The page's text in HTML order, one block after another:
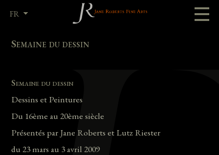
FR
Semaine du dessin
Semaine du dessin
Dessins et Peintures
Du 16ème au 20ème siècle
Présentés par Jane Roberts et Lutz Riester
du 23 mars au 3 avril 2009